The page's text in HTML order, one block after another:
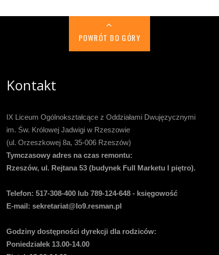
POWRÓT DO GÓRY
Kontakt
IX Liceum Ogólnokształcące z Oddziałami Dwujęzycznymi
im. Św. Królowej Jadwigi w Rzeszowie
(ul. Orzeszkowej 8a, 35-006 Rzeszów)
Tymczasowy adres na czas remontu:
Rzeszów, ul. Rejtana 53 (budynek Full Marketu I piętro).
Telefon:517-308-400 lub 789-124-648 - księgowość
E-mail: sekretariat@lo9.resman.pl
Godziny dostępności dyrekcji dla rodziców:
Poniedziałek 13.00-14.00